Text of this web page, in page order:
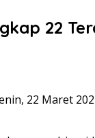
22
22 Maret